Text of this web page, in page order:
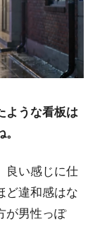
うな看板は
良い感じに仕
ど違和感はな
が男性っぽ